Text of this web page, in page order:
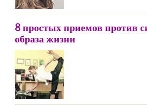
8 простых приемов против
образа жизни